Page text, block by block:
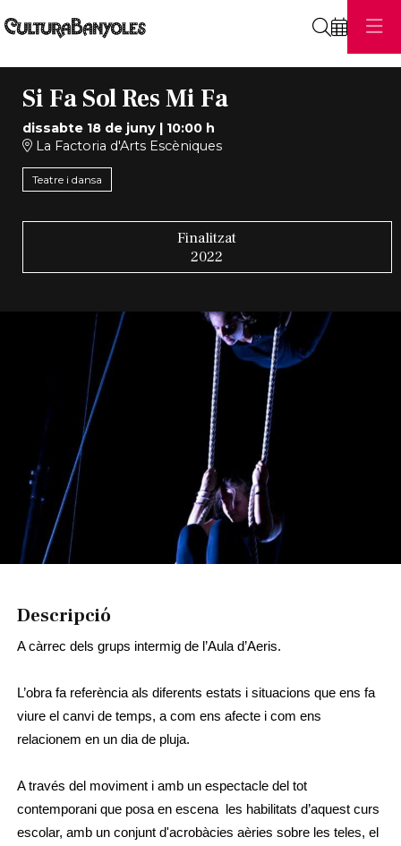
Si Fa Sol Res Mi Fa
dissabte 18 de juny| 10:00 h
La Factoria d'Arts Escèniques
Teatre i dansa
Finalitzat
2022
Descripció
A càrrec dels grups intermig de l’Aula d’Aeris.
L’obra fa referència als diferents estats i situacions que ens fa
viure el canvi de temps, a com ens afecte i com ens
relacionem en un dia de pluja.
A través del moviment i amb un espectacle del tot
contemporani que posa en escena les habilitats d’aquest curs
escolar, amb un conjunt d'acrobàcies aèries sobre les teles, el